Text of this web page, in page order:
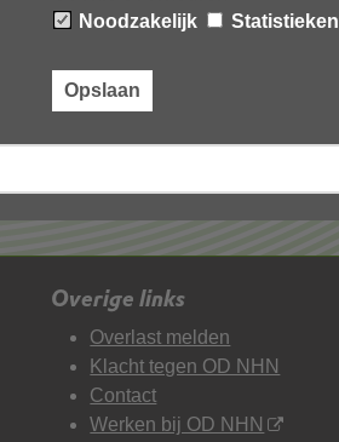
Noodzakelijk
Statistieken
Opslaan
Overige links
Overlast melden
Klacht tegen OD NHN
Contact
Werken bij OD NHN